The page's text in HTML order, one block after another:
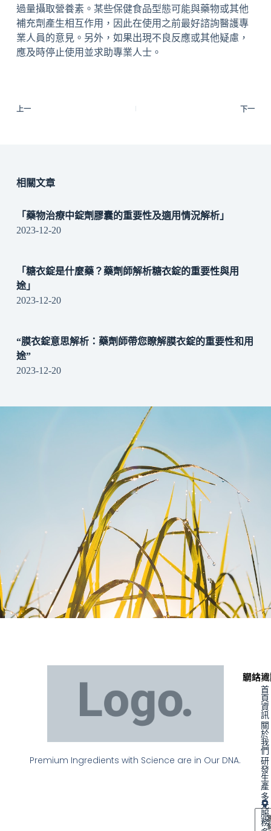
過量攝取營養素。某些保健食品型態可能與藥物或其他
補充劑產生相互作用，因此在使用之前最好諮詢醫護專
業人員的意見。另外，如果出現不良反應或其他疑慮，
應及時停止使用並求助專業人士。
上一 下一
相關文章
「藥物治療中錠劑膠囊的重要性及適用情況解析」
2023-12-20
「糖衣錠是什麼藥？藥劑師解析糖衣錠的重要性與用
途」
2023-12-20
“膜衣錠意思解析：藥劑師帶您瞭解膜衣錠的重要性和用
途”
2023-12-20
Premium Ingredients with Science are in Our DNA.
聯絡
網站
首
頁
資
訊
關
於
我
們
研
發
生
產
多
元
服
務